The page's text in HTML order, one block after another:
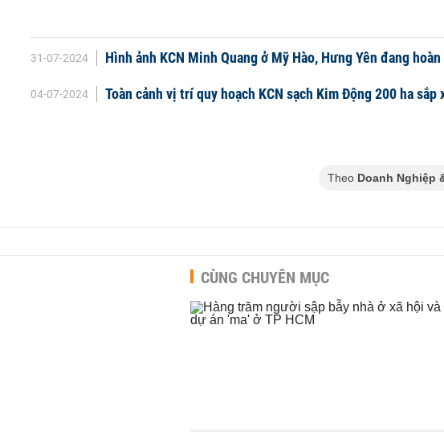
31-07-2024 Hình ảnh KCN Minh Quang ở Mỹ Hào, Hưng Yên đang
04-07-2024 Toàn cảnh vị trí quy hoạch KCN sạch Kim Động 200 ha sắp
Theo Doanh Nghiệp
CÙNG CHUYÊN MỤC